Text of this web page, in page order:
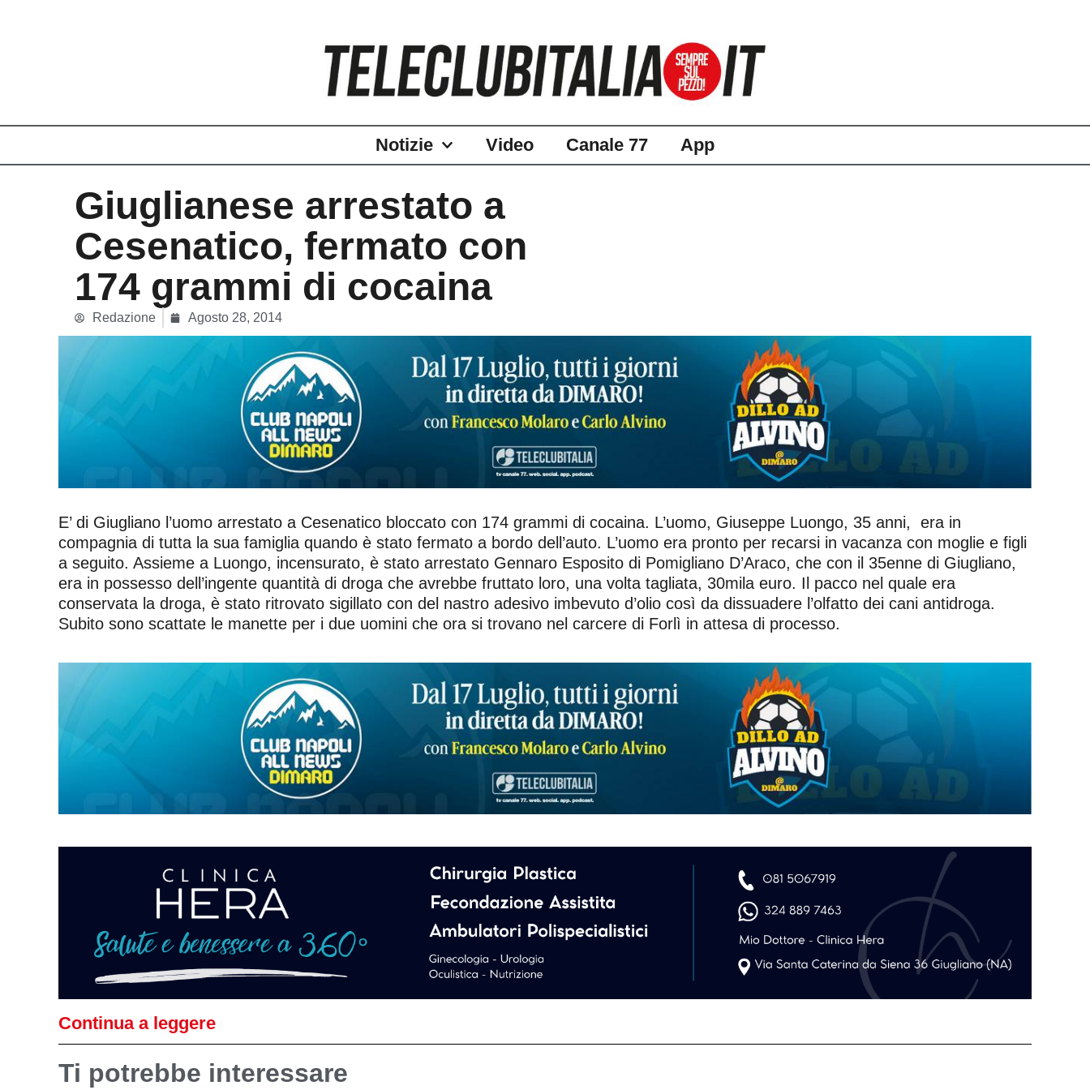
Notizie Video Canale 77 App
Giuglianese arrestato a
Cesenatico, fermato con
174 grammi di cocaina
Redazione Agosto 28, 2014
E’ di Giugliano l’uomo arrestato a Cesenatico bloccato con 174 grammi di cocaina. L’uomo, Giuseppe Luongo, 35 anni, era in
compagnia di tutta la sua famiglia quando è stato fermato a bordo dell’auto. L’uomo era pronto per recarsi in vacanza con moglie e figli
a seguito. Assieme a Luongo, incensurato, è stato arrestato Gennaro Esposito di Pomigliano D’Araco, che con il 35enne di Giugliano,
era in possesso dell’ingente quantità di droga che avrebbe fruttato loro, una volta tagliata, 30mila euro. Il pacco nel quale era
conservata la droga, è stato ritrovato sigillato con del nastro adesivo imbevuto d’olio così da dissuadere l’olfatto dei cani antidroga.
Subito sono scattate le manette per i due uomini che ora si trovano nel carcere di Forlì in attesa di processo.
Continua a leggere
Ti potrebbe interessare